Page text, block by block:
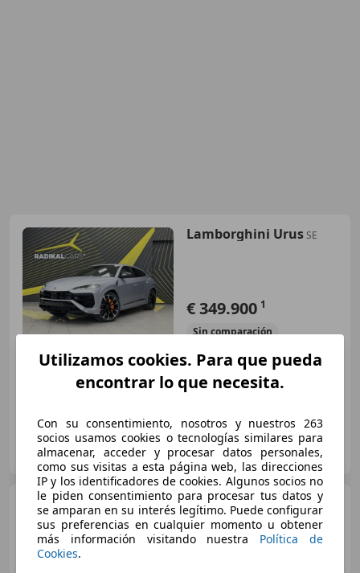
Lamborghini UrusSE
€ 349.900 1
Sincomparación
04/2026 44 km Electro/Gasolina 589 kW (801 CV)
RADIKAL WORLD
ES-30560 ALGUAZAS
Lamborghini UrusSE
Utilizamos cookies. Para que pueda
encontrar lo que necesita.
Con su consentimiento, nosotros y nuestros 263
socios usamos cookies o tecnologías similares para
almacenar, acceder y procesar datos personales,
como sus visitas a esta página web, las direcciones
IP y los identificadores de cookies. Algunos socios no
le piden consentimiento para procesar tus datos y
se amparan en su interés legítimo. Puede configurar
sus preferencias en cualquier momento u obtener
más información visitando nuestra Política de
Cookies.